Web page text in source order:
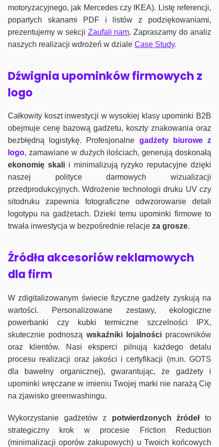
motoryzacyjnego, jak Mercedes czy IKEA). Listę referencji,
popartych skanami PDF i listów z podziękowaniami,
prezentujemy w sekcji Zaufali nam. Zapraszamy do analiz
naszych realizacji wdrożeń w dziale Case Study.
Dźwignia upominków firmowych z
logo
Całkowity koszt inwestycji w wysokiej klasy upominki B2B
obejmuje cenę bazową gadżetu, koszty znakowania oraz
bezbłędną logistykę. Profesjonalne gadżety biurowe z
logo, zamawiane w dużych ilościach, generują doskonałą
ekonomię skalii minimalizują ryzyko reputacyjne dzięki
naszej polityce darmowych wizualizacji
przedprodukcyjnych. Wdrożenie technologii druku UV czy
sitodruku zapewnia fotograficzne odwzorowanie detali
logotypu na gadżetach. Dzieki temu upominki firmowe to
trwała inwestycja w bezpośrednie relacje za grosze.
Źródła akcesoriów reklamowych
dla firm
W zdigitalizowanym świecie fizyczne gadżety zyskują na
wartości. Personalizowane zestawy, ekologiczne
powerbanki czy kubki termiczne szczelności IPX,
skutecznie podnoszą wskaźniki lojalnościpracowników
oraz klientów. Nasi eksperci pilnują każdego detalu
procesu realizacji oraz jakości i certyfikacji (m.in. GOTS
dla bawełny organicznej), gwarantując, że gadżety i
upominki wręczane w imieniu Twojej marki nie narażą Cię
na zjawisko greenwashingu.
Wykorzystanie gadżetów z potwierdzonych źródełto
strategiczny krok w procesie Friction Reduction
(minimalizacji oporów zakupowych) u Twoich końcowych